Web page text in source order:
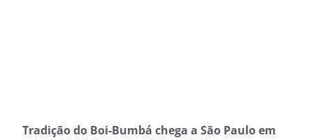
Tradição do Boi-Bumbá chega a São Paulo em